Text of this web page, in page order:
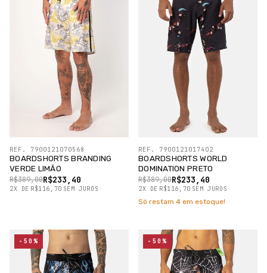
BOARDSHORTS BRANDING
VERDE LIMÃO
R$233,40
R$389,00
2X DE R$116,70 SEM JUROS
REF. 7900121070568
BOARDSHORTS WORLD
DOMINATION PRETO
R$233,40
R$389,00
2X DE R$116,70 SEM JUROS
REF. 7900121017402
Só restam 4 em estoque!
-50% -50%